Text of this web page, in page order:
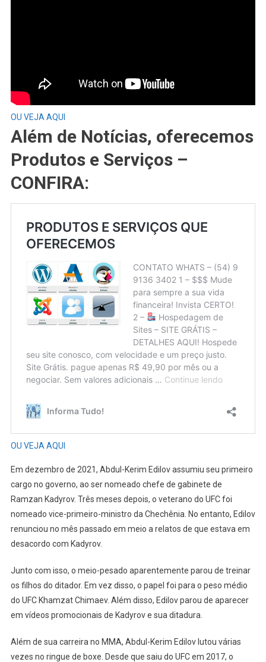
OU VEJA AQUI
Além de Notícias, oferecemos
Produtos e Serviços –
CONFIRA:
OU VEJA AQUI
Em dezembro de 2021, Abdul-Kerim Edilov assumiu seu primeiro
cargo no governo, ao ser nomeado chefe de gabinete de
Ramzan Kadyrov. Três meses depois, o veterano do UFC foi
nomeado vice-primeiro-ministro da Chechênia. No entanto, Edilov
renunciou no mês passado em meio a relatos de que estava em
desacordo com Kadyrov.
Junto com isso, o meio-pesado aparentemente parou de treinar
os filhos do ditador. Em vez disso, o papel foi para o peso médio
do UFC Khamzat Chimaev. Além disso, Edilov parou de aparecer
em vídeos promocionais de Kadyrov e sua ditadura.
Além de sua carreira no MMA, Abdul-Kerim Edilov lutou várias
vezes no ringue de boxe. Desde que saiu do UFC em 2017, o